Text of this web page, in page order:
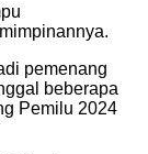
pemenang
beberapa
Pemilu 2024